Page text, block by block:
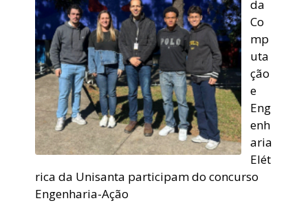
da
Co
mp
uta
ção
e
Eng
enh
aria
Elét
rica da Unisanta participam do concurso
Engenharia-Ação